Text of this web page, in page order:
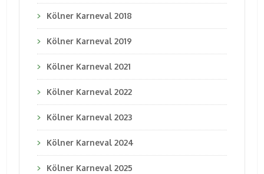
Kölner Karneval 2018
Kölner Karneval 2019
Kölner Karneval 2021
Kölner Karneval 2022
Kölner Karneval 2023
Kölner Karneval 2024
Kölner Karneval 2025